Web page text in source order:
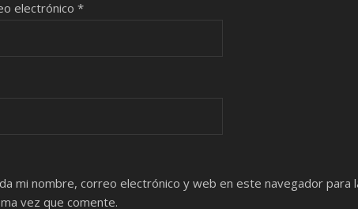
electrónico *
mi nombre, correo electrónico y web en este navegador para
vez que comente.